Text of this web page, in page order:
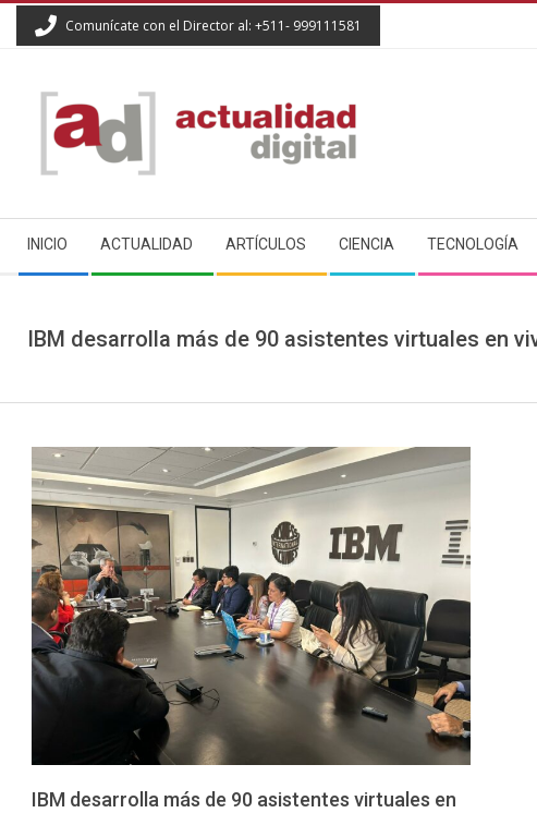
Comunícate con el Director al: +511- 999111581
ACTUALIDAD
DIGITAL
Navigation
Menu
INICIO ACTUALIDAD ARTÍCULOS CIENCIA TECNOLOGÍA
IBM desarrolla más de 90 asistentes virtuales en
IBM desarrolla más de 90 asistentes virtuales en